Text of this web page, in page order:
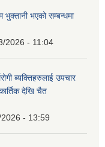
भएको सम्बन्धमा
2026 - 11:04
ब्यक्तिहरुलाई उपचार
देखि चैत
- 13:59